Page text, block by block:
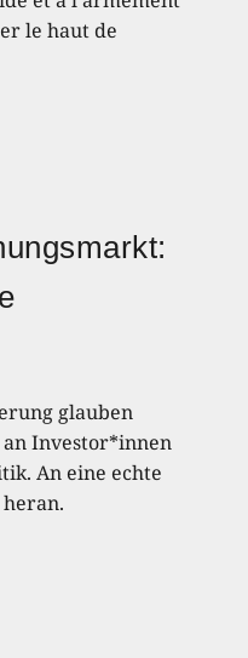
le haut de
glauben
an Investor*innen
An eine echte